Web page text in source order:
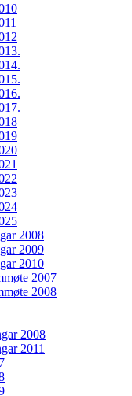
2008
2009
2010
2007
2008
2008
2011